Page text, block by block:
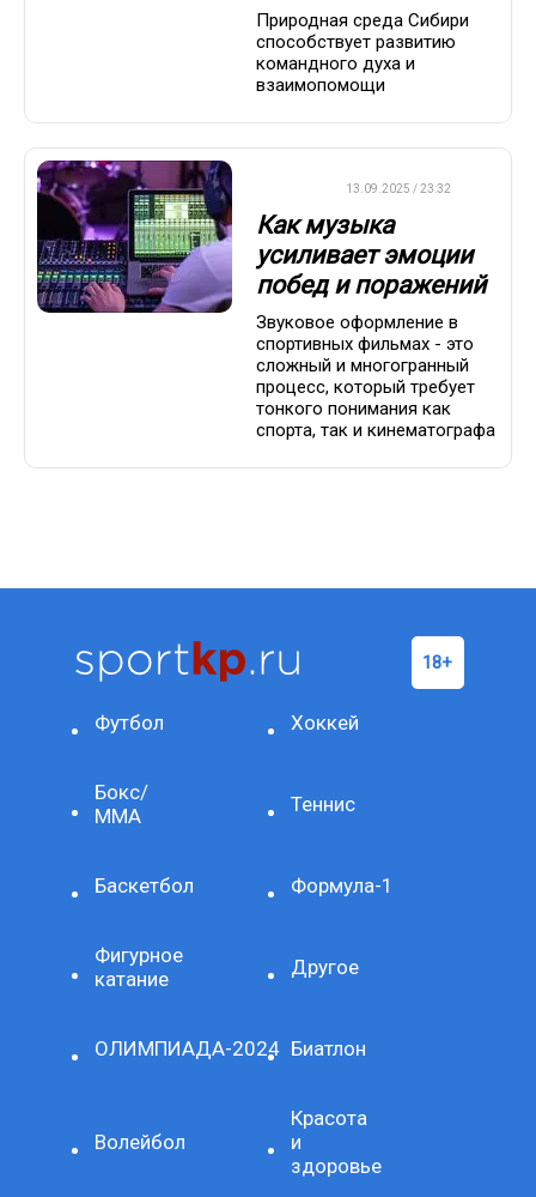
Природная среда Сибири
способствует развитию
командного духа и
взаимопомощи
13.09.2025 / 23:32
Как музыка
усиливает эмоции
побед и поражений
Звуковое оформление в
спортивных фильмах - это
сложный и многогранный
процесс, который требует
тонкого понимания как
спорта, так и кинематографа
Футбол Хоккей
Бокс/
ММА
Теннис
Баскетбол Формула-1
Фигурное
катание
Другое
ОЛИМПИАДА-2024 Биатлон
Волейбол
Красота
и
здоровье